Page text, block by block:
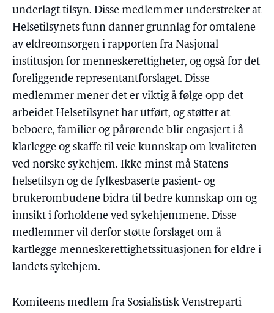
underlagt tilsyn. Disse medlemmer understreker at
Helsetilsynets funn danner grunnlag for omtalene
av eldreomsorgen i rapporten fra Nasjonal
institusjon for menneskerettigheter, og også for det
foreliggende representantforslaget. Disse
medlemmer mener det er viktig å følge opp det
arbeidet Helsetilsynet har utført, og støtter at
beboere, familier og pårørende blir engasjert i å
klarlegge og skaffe til veie kunnskap om kvaliteten
ved norske sykehjem. Ikke minst må Statens
helsetilsyn og de fylkesbaserte pasient- og
brukerombudene bidra til bedre kunnskap om og
innsikt i forholdene ved sykehjemmene. Disse
medlemmer vil derfor støtte forslaget om å
kartlegge menneskerettighetssituasjonen for eldre i
landets sykehjem.
Komiteens medlem fra Sosialistisk Venstreparti